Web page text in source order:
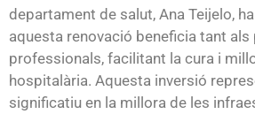
departament de salut, Ana Teijelo,
aquesta renovació beneficia tant
professionals, facilitant la cura i
hospitalària. Aquesta inversió
significatiu en la millora de les